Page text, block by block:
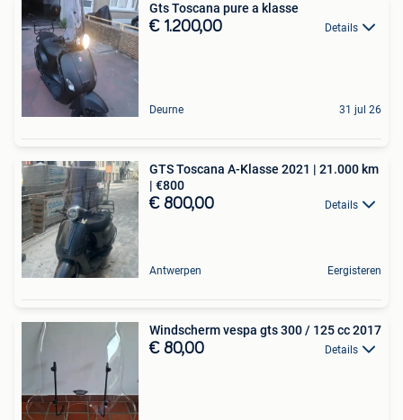
Gts Toscana pure a klasse
€ 1.200,00 Details
Deurne 31 jul 26
GTS Toscana A-Klasse 2021 | 21.000 km
| €800
€ 800,00 Details
Antwerpen Eergisteren
Windscherm vespa gts 300 / 125 cc 2017
€ 80,00 Details